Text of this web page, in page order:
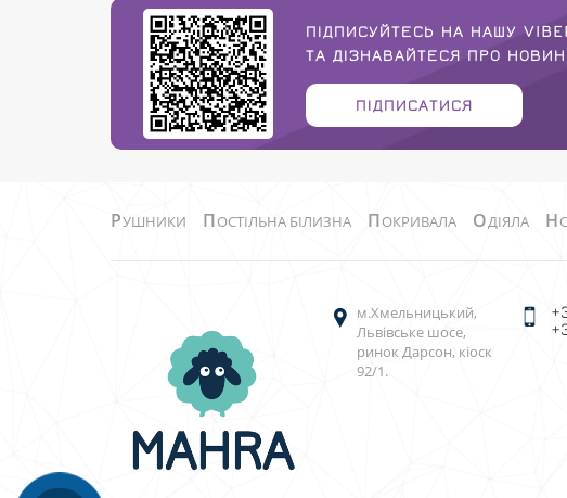
ПІДПИСУЙТЕСЬ НА НАШУ
ТА ДІЗНАВАЙТЕСЯ ПРО
ПІДПИСАТИСЯ
РУШНИКИ ПОСТІЛЬНА БІЛИЗНА ПОКРИВАЛА ОДІЯЛА Н
м.Хмельницький,
Львівське шосе,
ринок Дарсон, кіоск
92/1.